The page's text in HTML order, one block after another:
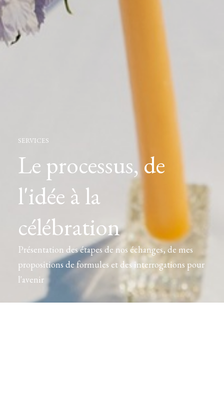
SERVICES
Le processus, de
l'idée à la
célébration
Présentation des étapes de nos échanges, de mes
propositions de formules et des interrogations pour
l'avenir